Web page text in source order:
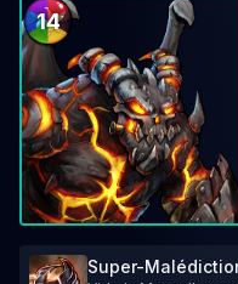
14
Super-